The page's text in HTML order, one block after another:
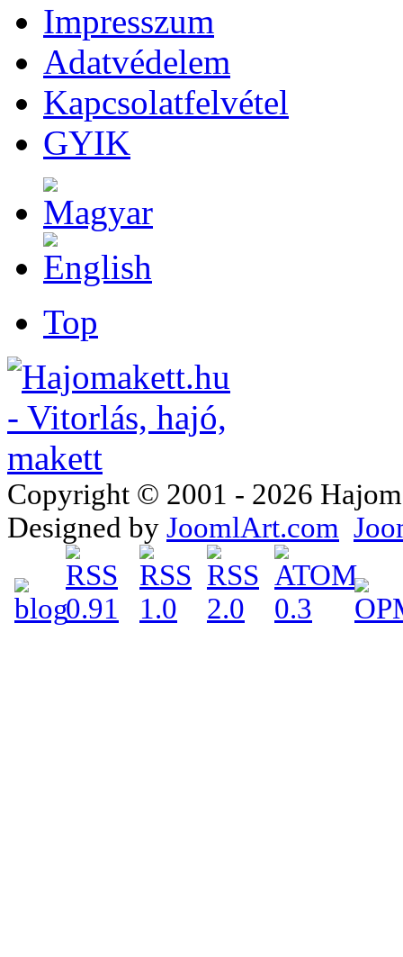
Impresszum
Adatvédelem
Kapcsolatfelvétel
GYIK
Top
Copyright © 2001 - 2026
Designed by JoomlArt.com